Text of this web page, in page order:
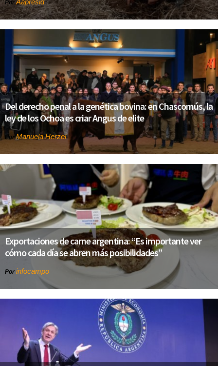
PorAapresid
Del derecho penal a la genética bovina: en Chascomús, la
ley de los Ochoa es criar Angus de elite
PorManuela Herzel
Exportaciones de carne argentina: “Es importante ver
cómo cada día se abren más posibilidades”
Por infocampo